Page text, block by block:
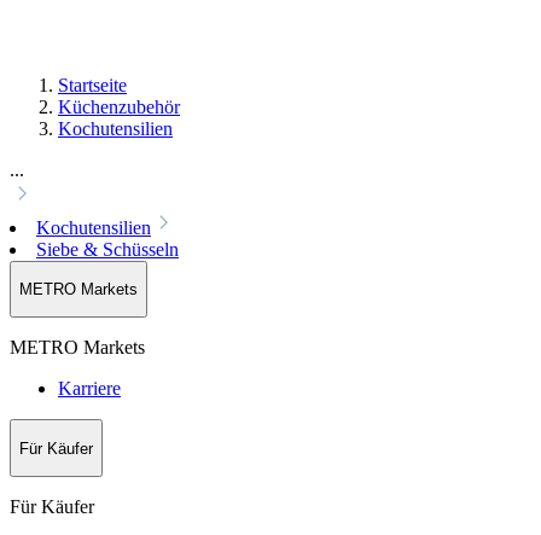
Startseite
Küchenzubehör
Kochutensilien
...
Kochutensilien
Siebe & Schüsseln
METRO Markets
METRO Markets
Karriere
Für Käufer
Für Käufer